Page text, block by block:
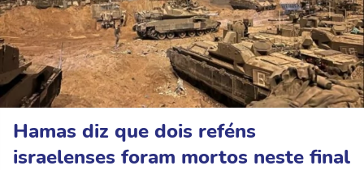
Hamas diz que dois reféns
israelenses foram mortos neste final